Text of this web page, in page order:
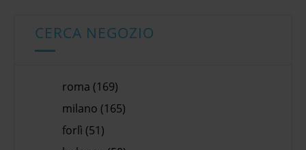
CERCA NEGOZIO
roma (169)
milano (165)
forlì (51)